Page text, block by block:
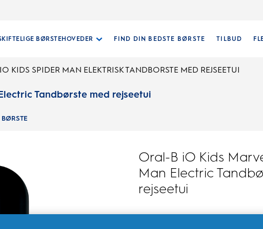
BØRSTEHOVEDER FIND DIN BEDSTE BØRSTE TILBUD
KIDS SPIDER MAN ELEKTRISK TANDBORSTE MED REJSEETUI
Tandbørste med rejseetui
Oral-B iO Kids
Man Electric
rejseetui